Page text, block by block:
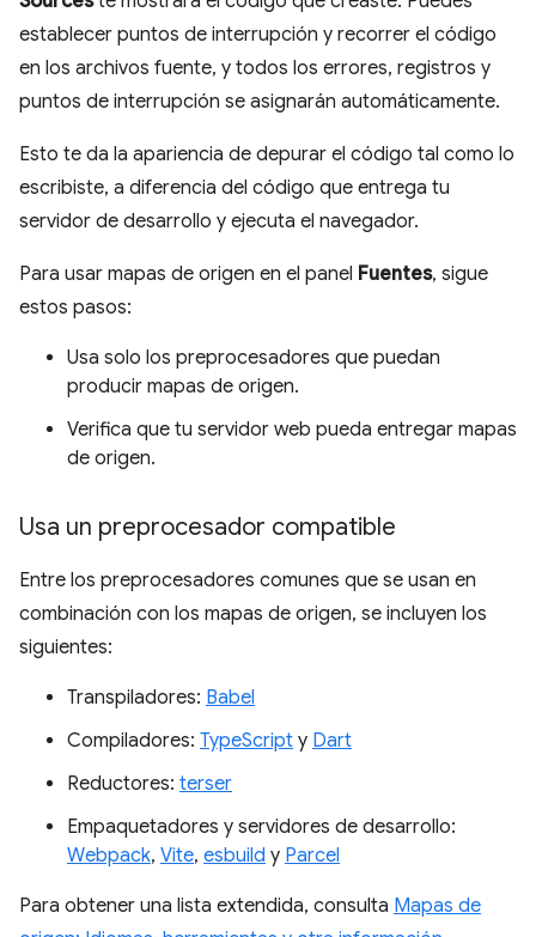
establecer puntos de interrupción y recorrer el código
en los archivos fuente, y todos los errores, registros y
puntos de interrupción se asignarán automáticamente.
Esto te da la apariencia de depurar el código tal como lo
escribiste, a diferencia del código que entrega tu
servidor de desarrollo y ejecuta el navegador.
Para usar mapas de origen en el panel Fuentes, sigue
estos pasos:
Usa solo los preprocesadores que puedan
producir mapas de origen.
Verifica que tu servidor web pueda entregar mapas
de origen.
Usa un preprocesador compatible
Entre los preprocesadores comunes que se usan en
combinación con los mapas de origen, se incluyen los
siguientes:
Transpiladores: Babel
Compiladores: TypeScript y Dart
Reductores: terser
Empaquetadores y servidores de desarrollo:
Webpack, Vite, esbuild y Parcel
Para obtener una lista extendida, consulta Mapas de